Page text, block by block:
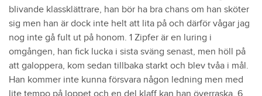
blivande klassklättrare, han bör ha bra chans om han sköter
sig men han är dock inte helt att lita på och därför vågar jag
nog inte gå fult ut på honom. 1 Zipfer är en luring i
omgången, han fick lucka i sista sväng senast, men höll på
att galoppera, kom sedan tillbaka starkt och blev tvåa i mål.
Han kommer inte kunna försvara någon ledning men med